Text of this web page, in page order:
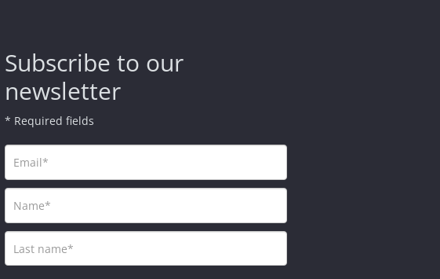
Subscribe to our
newsletter
* Required fields